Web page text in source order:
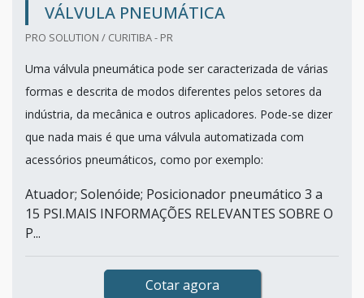
VÁLVULA PNEUMÁTICA
PRO SOLUTION / CURITIBA - PR
Uma válvula pneumática pode ser caracterizada de várias
formas e descrita de modos diferentes pelos setores da
indústria, da mecânica e outros aplicadores. Pode-se dizer
que nada mais é que uma válvula automatizada com
acessórios pneumáticos, como por exemplo:
Atuador; Solenóide; Posicionador pneumático 3 a
15 PSI.MAIS INFORMAÇÕES RELEVANTES SOBRE O
P...
Cotar agora